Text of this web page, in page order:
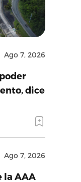
Ago 7, 2026
dice
Ago 7, 2026
la AAA